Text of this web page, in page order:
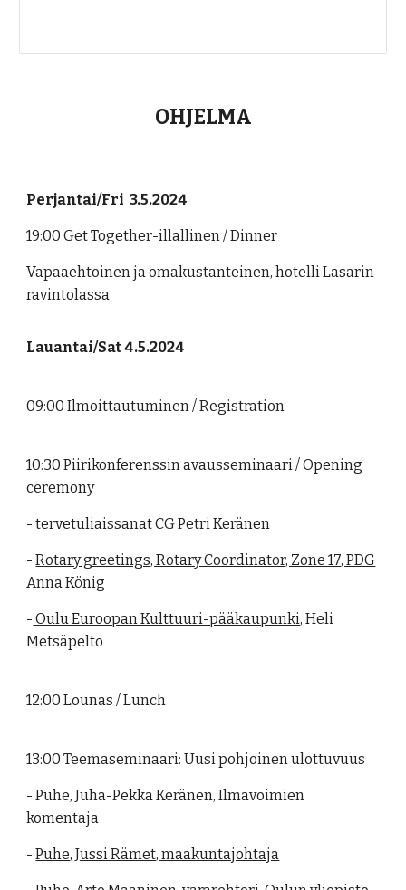
OHJELMA
Perjantai/Fri 3.5.2024
19:00 Get Together-illallinen / Dinner
Vapaaehtoinen ja omakustanteinen, hotelli Lasarin
ravintolassa
Lauantai/Sat 4.5.2024
09:00 Ilmoittautuminen / Registration
10:30 Piirikonferenssin avausseminaari / Opening
ceremony
- tervetuliaissanat CG Petri Keränen
-Rotary greetings, Rotary Coordinator, Zone 17, PDG
Anna König
- Oulu Euroopan Kulttuuri-pääkaupunki, Heli
Metsäpelto
12:00 Lounas / Lunch
13:00 Teemaseminaari: Uusi pohjoinen ulottuvuus
- Puhe, Juha-Pekka Keränen, Ilmavoimien
komentaja
-Puhe, Jussi Rämet, maakuntajohtaja